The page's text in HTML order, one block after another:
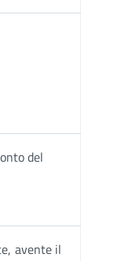
del
avente il